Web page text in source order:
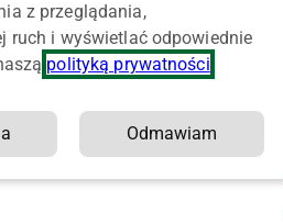
ozimego,
– 5 proc.
czy gradobicie)
z przeglądania,
ruch i wyświetlać odpowiednie
polityką prywatności
Odmawiam